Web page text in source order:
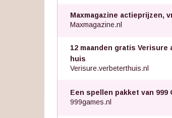
Maxmagazine actieprijzen,
Maxmagazine.nl
12 maanden gratis Verisure
huis
Verisure.verbeterthuis.nl
Een spellen pakket van 999
999games.nl